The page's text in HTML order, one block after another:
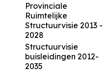
Provinciale
Ruimtelijke
Structuurvisie 2013 -
2028
Structuurvisie
buisleidingen 2012-
2035